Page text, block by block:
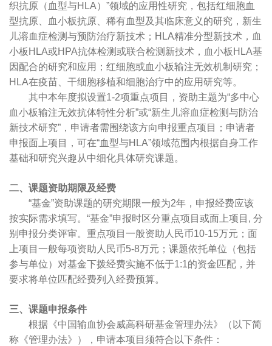
织抗原（血型与HLA）”领域的应用性研究，包括红细胞血
型抗原、血小板抗原、稀有血型及其临床意义的研究，新生
儿溶血症检测与预防治疗新技术；HLA精准分型新技术，血
小板HLA或HPA抗体检测或联合检测新技术，血小板HLA基
因配合的研究和应用；红细胞或血小板输注无效机制研究；
HLA在疫苗、干细胞移植和细胞治疗中的应用研究等。
其中本年度拟设置1-2项重点项目，资助主题为“多中心
血小板输注无效抗体特性分析”或“新生儿溶血症检测与防治
新技术研究”，申请者需围绕该方向申报重点项目；申请者
申报面上项目，可在“血型与HLA”领域范围内根据自身工作
基础和研究兴趣从中细化具体研究课题。
二、课题资助期限及经费
“基金”资助课题的研究期限一般为2年，申报经费应该
按实际需求填写。“基金”申报时区分重点项目或面上项目, 分
别申报分类评审。重点项目一般资助人民币10-15万元；面
上项目一般每项资助人民币5-8万元；课题依托单位（包括
参与单位）对基金下拨经费实施不低于1:1的资金匹配，并
要求将单位匹配经费列入经费预算。
三、课题申报条件
根据《中国输血协会威高科研基金管理办法》（以下简
称《管理办法》），申请本项目须符合以下条件：